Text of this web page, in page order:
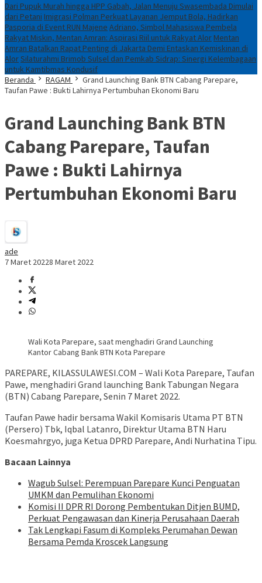
Dari Pupuk Murah hingga HPP Gabah, Jalan Menuju Swasembada Dimulai
dari Petani Imigrasi Polman Perkuat Layanan Jemput Bola, Hadirkan
Pasporia di Event RUN Majene Adriano, Simbol Mahasiswa Pembela
Rakyat Miskin, Mentan Amran: Aspirasi Riil untuk Rakyat AlorMentan
Amran Batalkan Rapat Penting di Jakarta Demi Entaskan Kemiskinan di
AlorSilaturahmi Brimob Sulsel dan Pemkab Sidrap: Sinergi Kelembagaan
untuk Kamtibmas Kondusif
Beranda
RAGAM
Grand Launching Bank BTN Cabang Parepare,
Taufan Pawe : Bukti Lahirnya Pertumbuhan Ekonomi Baru
Grand Launching Bank BTN
Cabang Parepare, Taufan
Pawe : Bukti Lahirnya
Pertumbuhan Ekonomi Baru
ade
7 Maret 20228 Maret 2022
Wali Kota Parepare, saat menghadiri Grand Launching
Kantor Cabang Bank BTN Kota Parepare
PAREPARE, KILASSULAWESI.COM – Wali Kota Parepare, Taufan
Pawe, menghadiri Grand launching Bank Tabungan Negara
(BTN) Cabang Parepare, Senin 7 Maret 2022.
Taufan Pawe hadir bersama Wakil Komisaris Utama PT BTN
(Persero) Tbk, Iqbal Latanro, Direktur Utama BTN Haru
Koesmahrgyo, juga Ketua DPRD Parepare, Andi Nurhatina Tipu.
Bacaan Lainnya
Wagub Sulsel: Perempuan Parepare Kunci Penguatan
UMKM dan Pemulihan Ekonomi
Komisi II DPR RI Dorong Pembentukan Ditjen BUMD,
Perkuat Pengawasan dan Kinerja Perusahaan Daerah
Tak Lengkapi Fasum di Kompleks Perumahan Dewan
Bersama Pemda Kroscek Langsung